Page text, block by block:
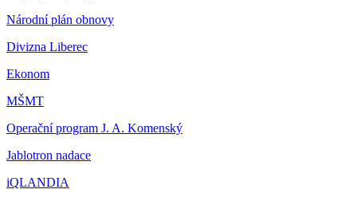
Národní plán obnovy
Divizna Liberec
Ekonom
MŠMT
Operační program J. A. Komenský
Jablotron nadace
iQLANDIA